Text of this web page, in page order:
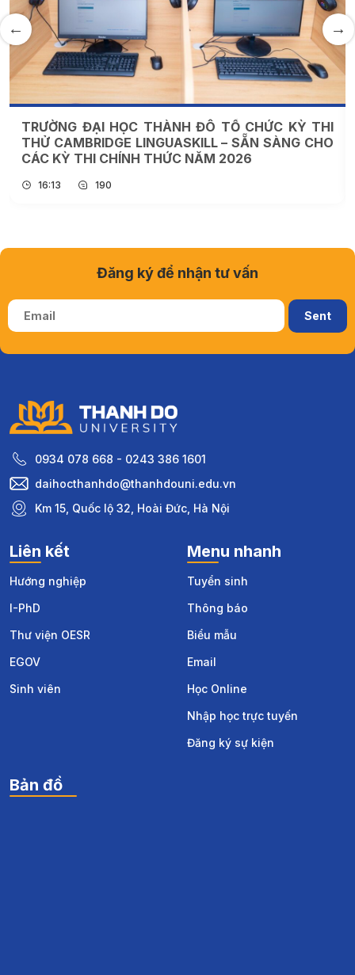
TRƯỜNG ĐẠI HỌC THÀNH ĐÔ TỔ CHỨC KỲ THI
THỬ CAMBRIDGE LINGUASKILL – SẴN SÀNG CHO
CÁC KỲ THI CHÍNH THỨC NĂM 2026
16:13 190
0934 078 668 - 0243 386 1601
daihocthanhdo@thanhdouni.edu.vn
Km 15, Quốc lộ 32, Hoài Đức, Hà Nội
Liên kết
Hướng nghiệp
I-PhD
Thư viện OESR
EGOV
Sinh viên
Menu nhanh
Tuyển sinh
Thông báo
Biểu mẫu
Email
Học Online
Nhập học trực tuyến
Đăng ký sự kiện
Bản đồ
Đăng ký để nhận tư vấn